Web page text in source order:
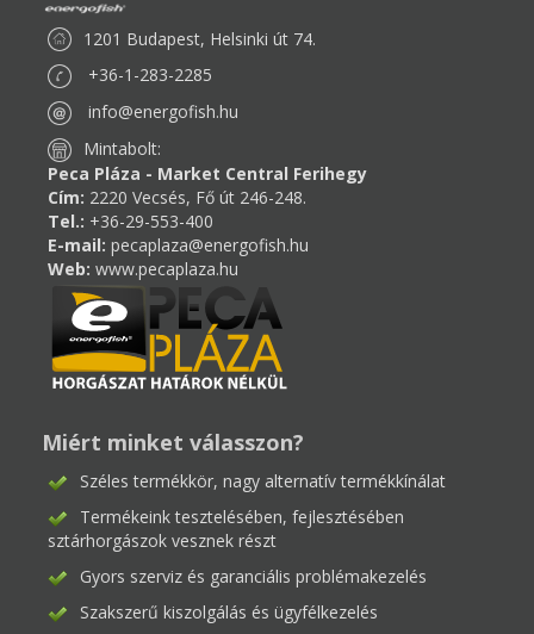
1201 Budapest, Helsinki út 74.
+36-1-283-2285
info@energofish.hu
Mintabolt:
Peca Pláza - Market Central Ferihegy
Cím: 2220 Vecsés, Fő út 246-248.
Tel.: +36-29-553-400
E-mail: pecaplaza@energofish.hu
Web: www.pecaplaza.hu
Miért minket válasszon?
Széles termékkör, nagy alternatív termékkínálat
Termékeink tesztelésében, fejlesztésében
sztárhorgászok vesznek részt
Gyors szerviz és garanciális problémakezelés
Szakszerű kiszolgálás és ügyfélkezelés